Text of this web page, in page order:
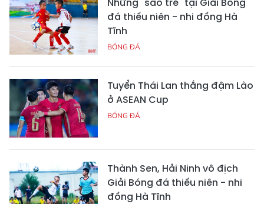
đá thiếu niên - nhi đồng Hà
Tĩnh
BÓNG ĐÁ
Tuyển Thái Lan thắng đậm Lào
ở ASEAN Cup
BÓNG ĐÁ
Thành Sen, Hải Ninh vô địch
Giải Bóng đá thiếu niên - nhi
đồng Hà Tĩnh